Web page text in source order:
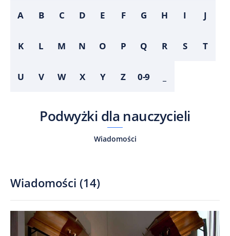
A B C D E F G H I J
K L M N O P Q R S T
U V W X Y Z 0-9
Podwyżki dla nauczycieli
Wiadomości
Wiadomości (14)